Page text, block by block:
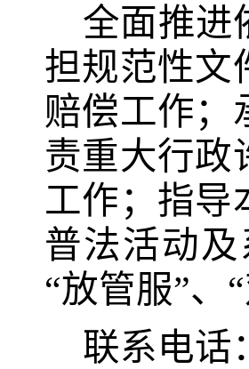
全面推进
担规范性文
赔偿工作；
责重大行政
工作；指导
普法活动
“放管服”、
联系电话：